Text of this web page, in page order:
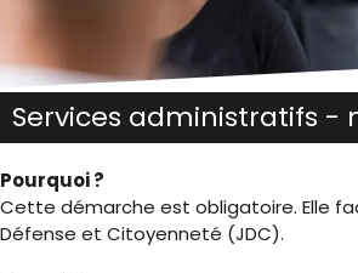
un
lecteur
sur
Ctrl-
F10
Services administratifs -
Pourquoi ?
Cette démarche est obligatoire. Elle
Défense et Citoyenneté (JDC).